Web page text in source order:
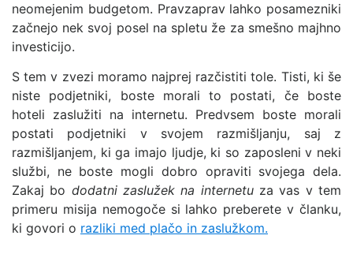
neomejenim budgetom. Pravzaprav lahko posamezniki
začnejo nek svoj posel na spletu že za smešno majhno
investicijo.
S tem v zvezi moramo najprej razčistiti tole. Tisti, ki še
niste podjetniki, boste morali to postati, če boste
hoteli zaslužiti na internetu. Predvsem boste morali
postati podjetniki v svojem razmišljanju, saj z
razmišljanjem, ki ga imajo ljudje, ki so zaposleni v neki
službi, ne boste mogli dobro opraviti svojega dela.
Zakaj bo dodatni zaslužek na internetuza vas v tem
primeru misija nemogoče si lahko preberete v članku,
ki govori o razliki med plačo in zaslužkom.